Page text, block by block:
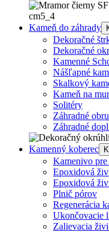
Kameň do záhrady
Dekoračné
Dekoračné
Kamenné
Nášľapné
Skalkový
Kameň na
Solitéry
Záhradné
Záhradné
Kamenný koberec
Kamenivo
Epoxidová
Epoxidová
Plnič pórov
Regenerácia
Ukončovacie
Zalievacia